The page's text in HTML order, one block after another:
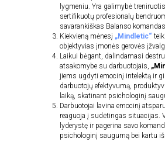
lygmeniu. Yra galimybė
sertifikuotų profesionalų
savarankiškas Balanso
Kiekvieną mėnesį „Mindletic“
objektyvias įmonės gerovės
Laikui bėgant, dalindamasi
atsakomybe su darbuotojais,
jiems ugdyti emocinį intelektą ir
darbuotojų efektyvumą,
laiką, skatinant psichologinį
Darbuotojai lavina emocinį
reaguoja į sudėtingas situacijas.
lyderystę ir pagerina savo
psichologinį saugumą bei kartu